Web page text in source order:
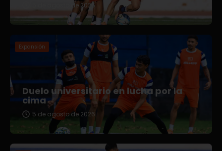
5 de agosto de 2026
Expansión
Duelo universitario en lucha por la
cima
5 de agosto de 2026